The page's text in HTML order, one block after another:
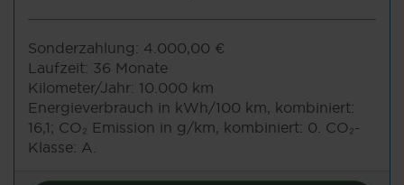
Sonderzahlung: 4.000,00 €
Laufzeit: 36 Monate
Kilometer/Jahr: 10.000 km
Energieverbrauch in kWh/100 km, kombiniert:
16,1; CO₂ Emission in g/km, kombiniert: 0. CO₂-
Klasse: A.